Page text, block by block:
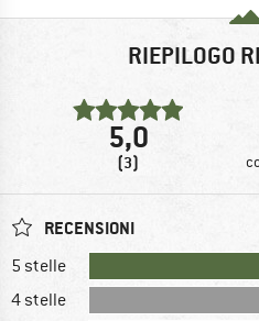
RIEPILOGO
5,0
(3)
RECENSIONI
5 stelle
4 stelle